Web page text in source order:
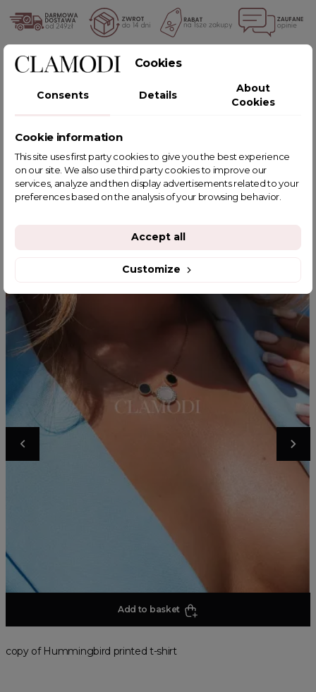
POWIĄZANE TAGI
YOU MIGHT ALSO LIKE
Add to basket
copy of Hummingbird printed t-shirt
Cookies
Consents Details
About
Cookies
Cookie information
This site uses first party cookies to give you the best experience
on our site. We also use third party cookies to improve our
services, analyze and then display advertisements related to your
preferences based on the analysis of your browsing behavior.
Customize
Accept all